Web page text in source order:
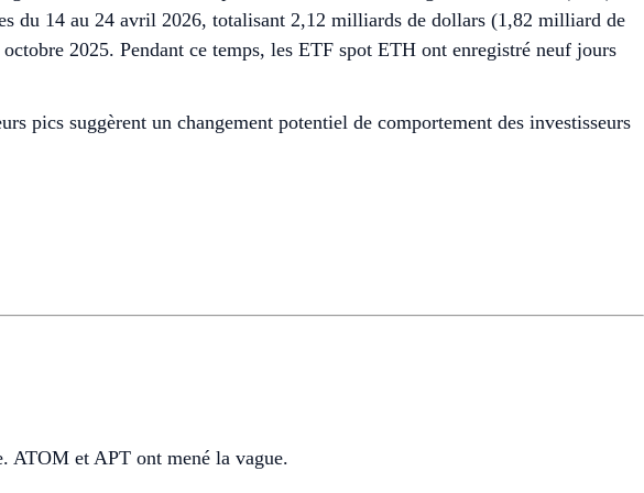
du 14 au 24 avril 2026, totalisant 2,12 milliards de dollars (1,82 milliard de
2025. Pendant ce temps, les ETF spot ETH ont enregistré neuf jours
pics suggèrent un changement potentiel de comportement des investisseurs
ATOM et APT ont mené la vague.